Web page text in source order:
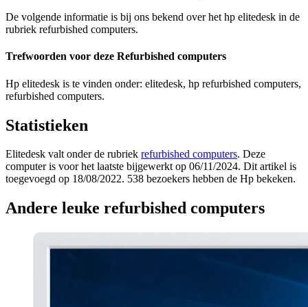
De volgende informatie is bij ons bekend over het hp elitedesk in de
rubriek refurbished computers.
Trefwoorden voor deze Refurbished computers
Hp elitedesk is te vinden onder: elitedesk, hp refurbished computers,
refurbished computers.
Statistieken
Elitedesk valt onder de rubriek refurbished computers. Deze
computer is voor het laatste bijgewerkt op 06/11/2024. Dit artikel is
toegevoegd op 18/08/2022. 538 bezoekers hebben de Hp bekeken.
Andere leuke refurbished computers